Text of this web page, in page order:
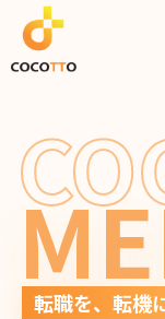
転職を、転機